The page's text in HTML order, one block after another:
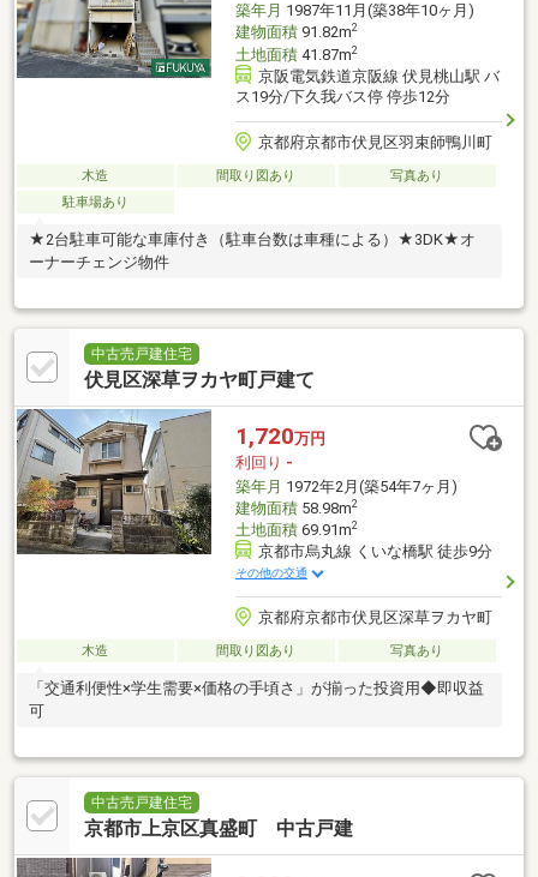
築年月 1987年11月(築38年10ヶ月)
建物面積91.82m2
土地面積41.87m2
京阪電気鉄道京阪線 伏見桃山駅 バ
ス19分/下久我バス停 停歩12分
京都府京都市伏見区羽束師鴨川町
木造 間取り図あり
写真あり
駐車場あり
★2台駐車可能な車庫付き（駐車台数は車種による）★3DK★オ
ーナーチェンジ物件
中古売戸建住宅
伏見区深草ヲカヤ町戸建て
1,720万円
利回り -
築年月 1972年2月(築54年7ヶ月)
建物面積58.98m2
土地面積69.91m2
京都市烏丸線 くいな橋駅 徒歩9分
その他の交通
京都府京都市伏見区深草ヲカヤ町
木造 間取り図あり 写真あり
「交通利便性×学生需要×価格の手頃さ」が揃った投資用◆即収益
可
中古売戸建住宅
京都市上京区真盛町 中古戸建